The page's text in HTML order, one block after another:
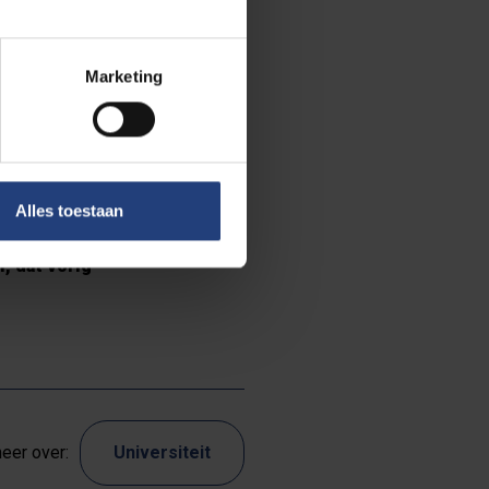
Marketing
Alles toestaan
voor ieder
XY tot
dat vorig
over: Universiteit